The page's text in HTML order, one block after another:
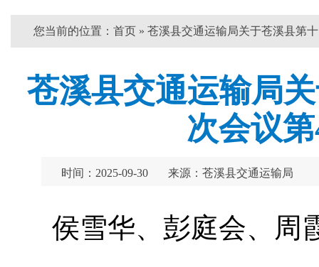
您当前的位置： 首页 » 苍溪县交通运输局关于苍溪县第
苍溪县交通运输局
次会议
时间：2025-09-30 来源：苍溪县交通运输局
侯雪华、彭庭会、周